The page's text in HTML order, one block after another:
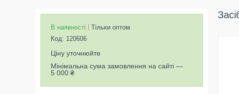
В наявності
Тільки оптом
Код: 120606
Ціну уточнюйте
Мінімальна сума замовлення на сайті —
5 000 ₴